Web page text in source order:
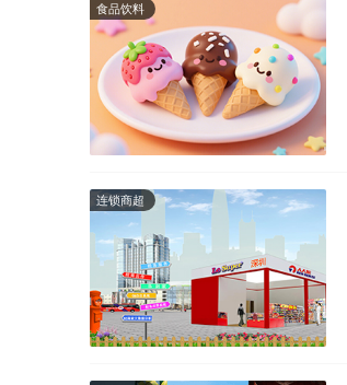
食品饮料
连锁商超